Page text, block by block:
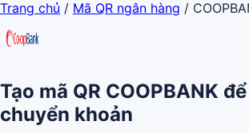
Trang chủ / Mã QR ngân hàng /
Tạo mã QR COOPBANK
chuyển khoản